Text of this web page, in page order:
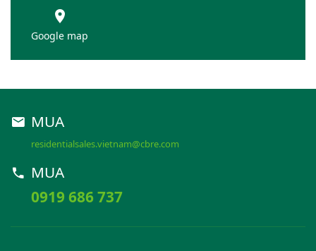
Google map
MUA
residentialsales.vietnam@cbre.com
MUA
0919 686 737